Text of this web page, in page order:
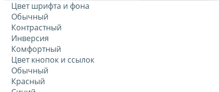
Цвет шрифта и фона
Обычный
Контрастный
Инверсия
Комфортный
Цвет кнопок и ссылок
Обычный
Красный